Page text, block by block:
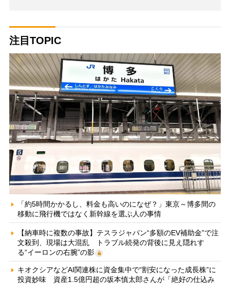
注目TOPIC
「約5時間かかるし、料金も高いのになぜ？」東京～博多間の
移動に飛行機ではなく新幹線を選ぶ人の事情
【納車時に複数の事故】テスラジャパン“多額のEV補助金”で注
文殺到、現場は大混乱 トラブル続発の背後に見え隠れす
る“イーロンの右腕”の影
キオクシアなどAI関連株に資金集中で“割安になった成長株”に
投資妙味 資産1.5億円超の坂本慎太郎さんが「絶好の仕込み